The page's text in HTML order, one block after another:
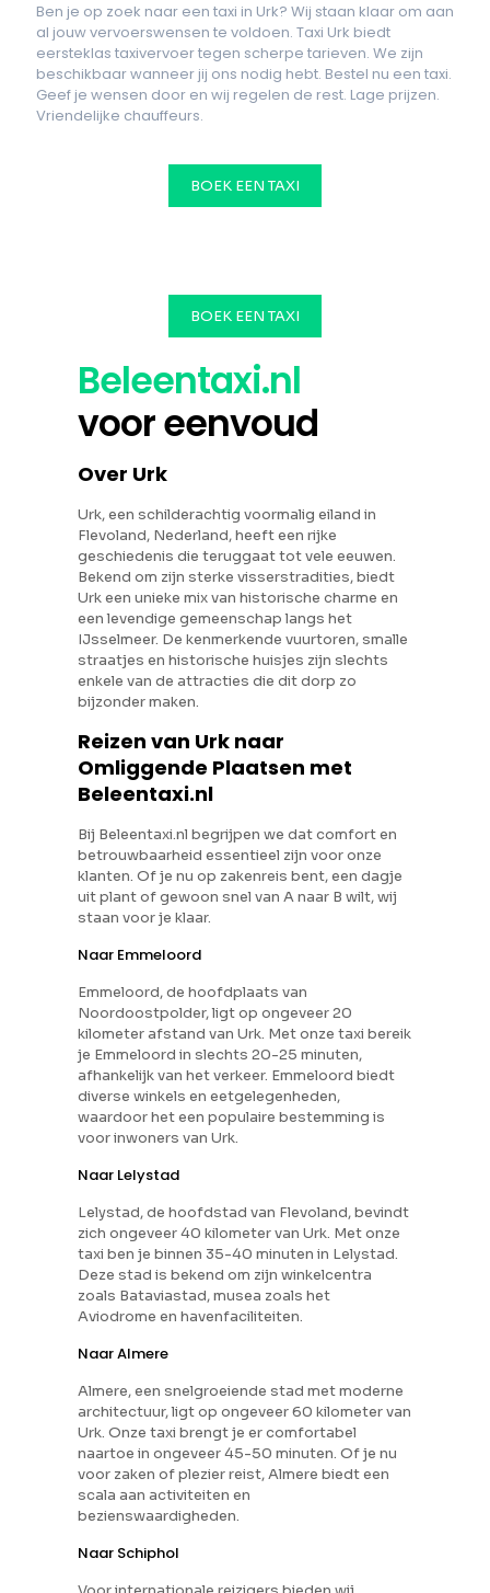
Ben je op zoek naar een taxi in Urk? Wij staan klaar om aan
al jouw vervoerswensen te voldoen. Taxi Urk biedt
eersteklas taxivervoer tegen scherpe tarieven. We zijn
beschikbaar wanneer jij ons nodig hebt. Bestel nu een taxi.
Geef je wensen door en wij regelen de rest. Lage prijzen.
Vriendelijke chauffeurs.
BOEK EEN TAXI
BOEK EEN TAXI
Beleentaxi.nl
voor eenvoud
Over Urk
Urk, een schilderachtig voormalig eiland in
Flevoland, Nederland, heeft een rijke
geschiedenis die teruggaat tot vele eeuwen.
Bekend om zijn sterke visserstradities, biedt
Urk een unieke mix van historische charme en
een levendige gemeenschap langs het
IJsselmeer. De kenmerkende vuurtoren, smalle
straatjes en historische huisjes zijn slechts
enkele van de attracties die dit dorp zo
bijzonder maken.
Reizen van Urk naar
Omliggende Plaatsen met
Beleentaxi.nl
Bij Beleentaxi.nl begrijpen we dat comfort en
betrouwbaarheid essentieel zijn voor onze
klanten. Of je nu op zakenreis bent, een dagje
uit plant of gewoon snel van A naar B wilt, wij
staan voor je klaar.
Naar Emmeloord
Emmeloord, de hoofdplaats van
Noordoostpolder, ligt op ongeveer 20
kilometer afstand van Urk. Met onze taxi bereik
je Emmeloord in slechts 20-25 minuten,
afhankelijk van het verkeer. Emmeloord biedt
diverse winkels en eetgelegenheden,
waardoor het een populaire bestemming is
voor inwoners van Urk.
Naar Lelystad
Lelystad, de hoofdstad van Flevoland, bevindt
zich ongeveer 40 kilometer van Urk. Met onze
taxi ben je binnen 35-40 minuten in Lelystad.
Deze stad is bekend om zijn winkelcentra
zoals Bataviastad, musea zoals het
Aviodrome en havenfaciliteiten.
Naar Almere
Almere, een snelgroeiende stad met moderne
architectuur, ligt op ongeveer 60 kilometer van
Urk. Onze taxi brengt je er comfortabel
naartoe in ongeveer 45-50 minuten. Of je nu
voor zaken of plezier reist, Almere biedt een
scala aan activiteiten en
bezienswaardigheden.
Naar Schiphol